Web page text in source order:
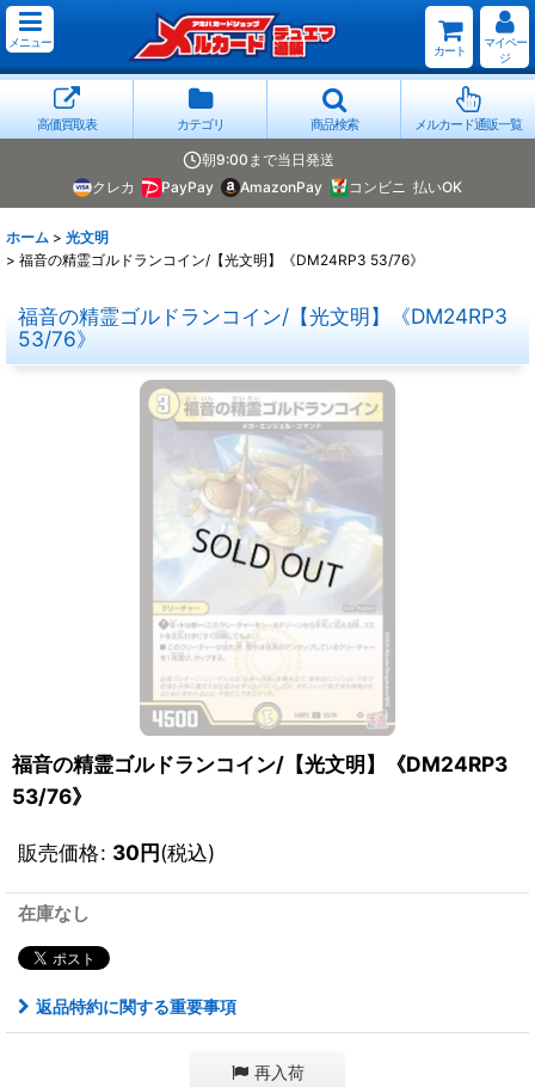
メニュー
カート
マイペー
ジ
高価買取表 カテゴリ 商品検索 メルカード通販一覧
朝9:00まで当日発送
クレカ
PayPay AmazonPay コンビニ 払いOK
ホーム > 光文明
> 福音の精霊ゴルドランコイン/【光文明】《DM24RP3 53/76》
福音の精霊ゴルドランコイン/【光文明】《DM24RP3
53/76》
福音の精霊ゴルドランコイン/【光文明】《DM24RP3
53/76》
販売価格: 30円(税込)
在庫なし
返品特約に関する重要事項
再入荷